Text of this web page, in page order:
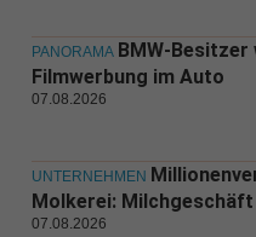
PANORAMA BMW-
Filmwerbung im Auto
07.08.2026
UNTERNEHMEN
Molkerei:
07.08.2026